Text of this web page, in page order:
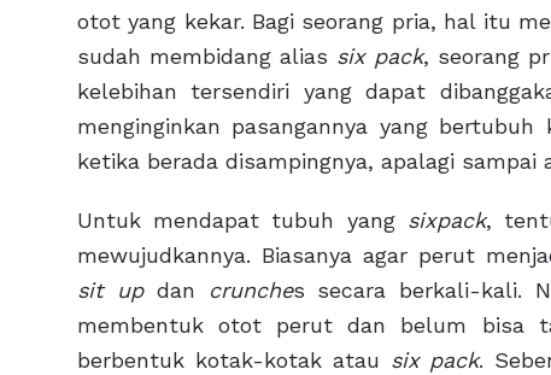
otot yang kekar. Bagi seorang pria, hal itu
sudah membidang alias six pack, seorang
kelebihan tersendiri yang dapat
menginginkan pasangannya yang
ketika berada disampingnya, apalagi sampai
Untuk mendapat tubuh yang sixpack,
mewujudkannya. Biasanya agar perut
sit updan crunches secara berkali-kali.
membentuk otot perut dan belum bisa
berbentuk kotak-kotak atau six pack.